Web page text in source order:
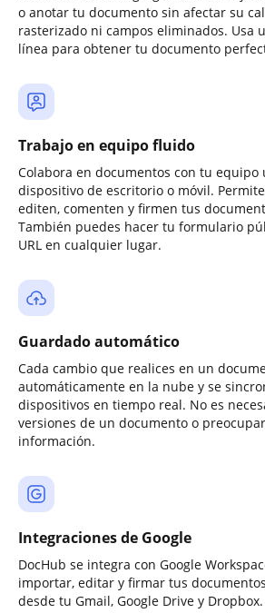
o anotar tu documento sin afectar su
rasterizado ni campos eliminados. Usa
línea para obtener tu documento
Trabajo en equipo fluido
Colabora en documentos con tu equipo
dispositivo de escritorio o móvil.
editen, comenten y firmen tus
También puedes hacer tu formulario
URL en cualquier lugar.
Guardado automático
Cada cambio que realices en un
automáticamente en la nube y se
dispositivos en tiempo real. No es
versiones de un documento o
información.
Integraciones de Google
DocHub se integra con Google
importar, editar y firmar tus
desde tu Gmail, Google Drive y